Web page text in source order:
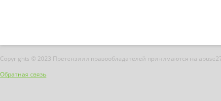
Copyrights © 2023 Претензиии правообладателей принимаются на
Обратная связь